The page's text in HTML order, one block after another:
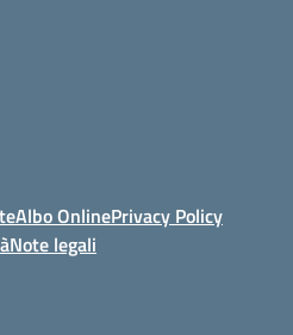
Albo OnlinePrivacy Policy
Note legali